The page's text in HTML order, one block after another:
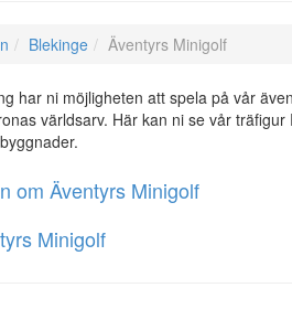
Blekinge Äventyrs Minigolf
har ni möjligheten att spela på vår
världsarv. Här kan ni se vår
om Äventyrs Minigolf
Minigolf